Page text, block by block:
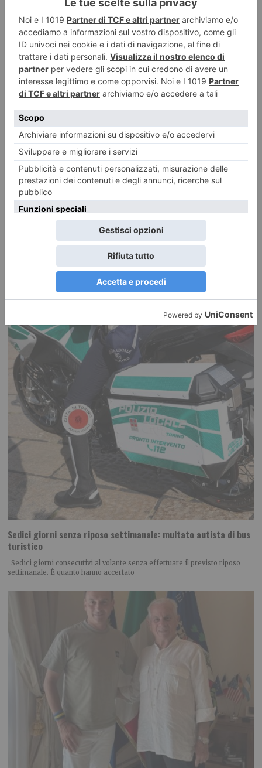
Strisce blu e ZTL, non si paga dal 10 al 23 agosto
Il pagamento della sosta sulle strisce blu e della ZTL sarà sospeso dal 10 al
Torino, domenica 9 agosto stop alla metro per lavori: bus
sostitutivi lungo tutta la linea
La metropolitana di Torino si fermerà per l’intera giornata di domenica 9
Sedici giorni senza riposo settimanale: multato autista di bus
turistico
Sedici giorni consecutivi al volante senza effettuare il previsto riposo
settimanale. È quanto hanno accertato